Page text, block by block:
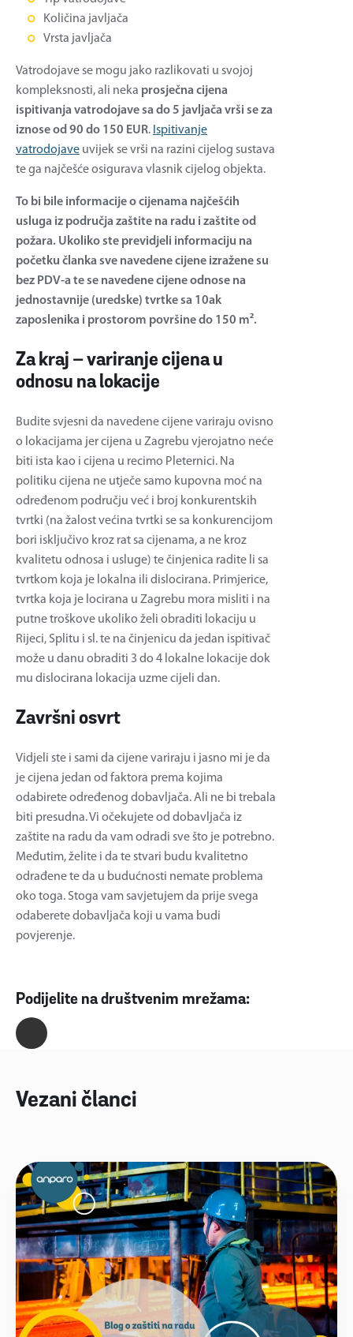
Količina javljača
Vrsta javljača
Vatrodojave se mogu jako razlikovati u svojoj
kompleksnosti, ali neka prosječna cijena
ispitivanja vatrodojave sa do 5 javljača vrši se za
iznose od 90 do 150 EUR. Ispitivanje
vatrodojave uvijek se vrši na razini cijelog sustava
te ga najčešće osigurava vlasnik cijelog objekta.
To bi bile informacije o cijenama najčešćih
usluga iz područja zaštite na radu i zaštite od
požara. Ukoliko ste previdjeli informaciju na
početku članka sve navedene cijene izražene su
bez PDV-a te se navedene cijene odnose na
jednostavnije (uredske) tvrtke sa 10ak
zaposlenika i prostorom površine do 150 m².
Za kraj – variranje cijena u
odnosu na lokacije
Budite svjesni da navedene cijene variraju ovisno
o lokacijama jer cijena u Zagrebu vjerojatno neće
biti ista kao i cijena u recimo Pleternici. Na
politiku cijena ne utječe samo kupovna moć na
određenom području već i broj konkurentskih
tvrtki (na žalost većina tvrtki se sa konkurencijom
bori isključivo kroz rat sa cijenama, a ne kroz
kvalitetu odnosa i usluge) te činjenica radite li sa
tvrtkom koja je lokalna ili dislocirana. Primjerice,
tvrtka koja je locirana u Zagrebu mora misliti i na
putne troškove ukoliko želi obraditi lokaciju u
Rijeci, Splitu i sl. te na činjenicu da jedan ispitivač
može u danu obraditi 3 do 4 lokalne lokacije dok
mu dislocirana lokacija uzme cijeli dan.
Završni osvrt
Vidjeli ste i sami da cijene variraju i jasno mi je da
je cijena jedan od faktora prema kojima
odabirete određenog dobavljača. Ali ne bi trebala
biti presudna. Vi očekujete od dobavljača iz
zaštite na radu da vam odradi sve što je potrebno.
Međutim, želite i da te stvari budu kvalitetno
odrađene te da u budućnosti nemate problema
oko toga. Stoga vam savjetujem da prije svega
odaberete dobavljača koji u vama budi
povjerenje.
Podijelite na društvenim mrežama:
Vezani članci